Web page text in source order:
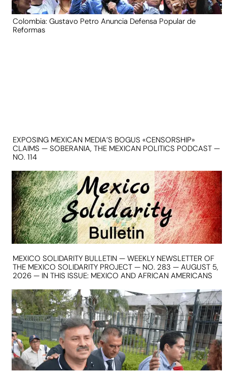
Colombia: Gustavo Petro Anuncia Defensa Popular de
Reformas
EXPOSING MEXICAN MEDIA’S BOGUS «CENSORSHIP»
CLAIMS — SOBERANIA, THE MEXICAN POLITICS PODCAST —
NO. 114
MEXICO SOLIDARITY BULLETIN — WEEKLY NEWSLETTER OF
THE MEXICO SOLIDARITY PROJECT — NO. 283 — AUGUST 5,
2026 — IN THIS ISSUE: MEXICO AND AFRICAN AMERICANS